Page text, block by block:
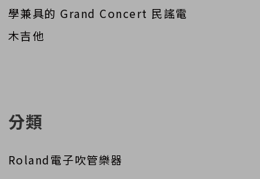
學兼具的 Grand Concert 民謠電
木吉他
分類
Roland電子吹管樂器